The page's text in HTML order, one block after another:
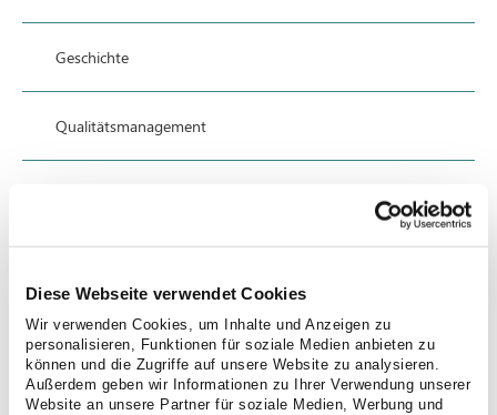
Diese Webseite verwendet Cookies
Wir verwenden Cookies, um Inhalte und Anzeigen zu
personalisieren, Funktionen für soziale Medien anbieten zu
können und die Zugriffe auf unsere Website zu analysieren.
Außerdem geben wir Informationen zu Ihrer Verwendung unserer
Website an unsere Partner für soziale Medien, Werbung und
Geschichte
Qualitätsmanagement
Medizinproduktesicherheit
Nachrichten